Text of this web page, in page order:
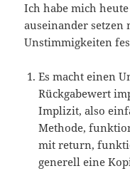
Ich habe mich
auseinander setzen
Unstimmigkeiten
Es macht einen
Rückgabewert
Implizit, also
Methode,
mit return,
generell eine